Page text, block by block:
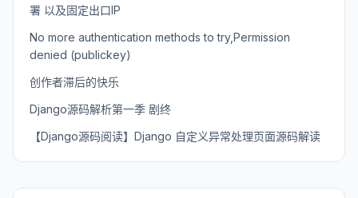
署 以及固定出口IP
No more authentication methods to try,Permission
denied (publickey)
创作者滞后的快乐
Django源码解析第一季 剧终
【Django源码阅读】Django 自定义异常处理页面源码解读